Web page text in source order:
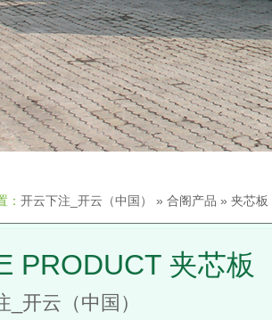
： 开云下注_开云（中国） » 合阁产品 » 夹芯板
PRODUCT 夹芯板
_开云（中国）